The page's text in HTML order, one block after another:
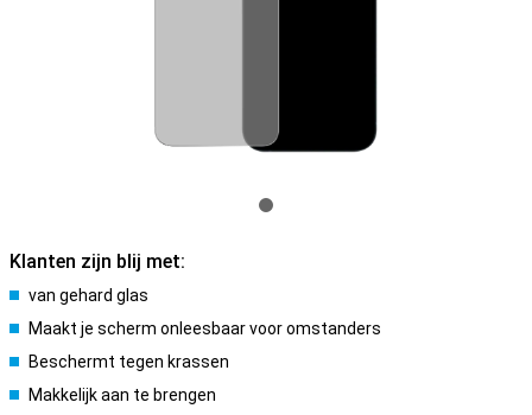
Klanten zijn blij met:
van gehard glas
Maakt je scherm onleesbaar voor omstanders
Beschermt tegen krassen
Makkelijk aan te brengen